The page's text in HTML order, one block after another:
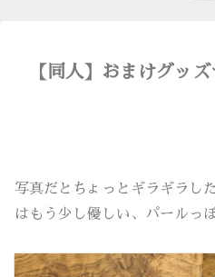
【同人】おまけグッ
写真だとちょっとギラギラし
はもう少し優しい、パールっ